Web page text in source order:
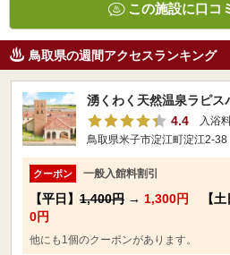
この施設に口コ
鳥取県の週間アクセスランキング
湧くわく天然温泉ラピス
4.4
入浴
鳥取県米子市淀江町淀江2-38
クーポン 一般入館料割引
【平日】 1,400円 → 1,300円 【土
0円
他にも1個のクーポンがあります。